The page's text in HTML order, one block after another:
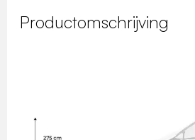
Productomschrijving